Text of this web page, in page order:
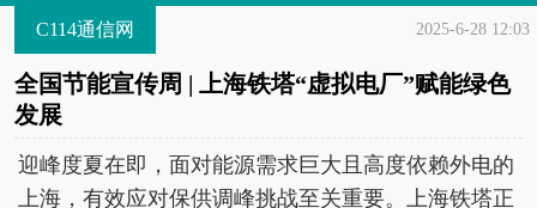
C114通信网 2025-6-28 12:03
全国节能宣传周 | 上海铁塔“虚拟电厂”赋能绿色
发展
迎峰度夏在即，面对能源需求巨大且高度依赖外电的
上海，有效应对保供调峰挑战至关重要。上海铁塔正